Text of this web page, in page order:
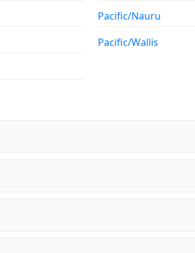
Pacific/Nauru
Pacific/Wallis